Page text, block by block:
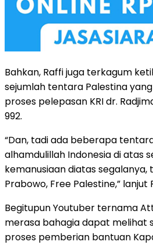
Bahkan, Raffi juga terkagum
sejumlah tentara Palestina
proses pelepasan KRI dr.
992.
“Dan, tadi ada beberapa
alhamdulillah Indonesia di atas
kemanusiaan diatas segalanya,
Prabowo, Free Palestine,” lanjut
Begitupun Youtuber ternama
merasa bahagia dapat melihat
proses pemberian bantuan